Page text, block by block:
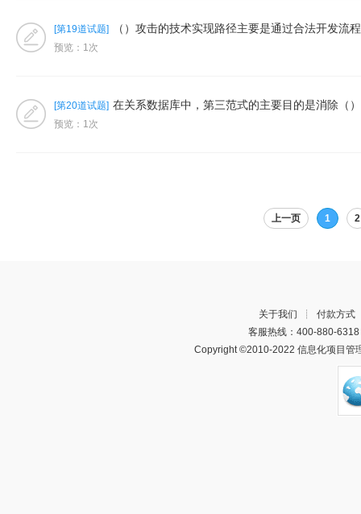
[第19道试题] （）攻击的技术实现路径主要是通过合法开发流程
预览：1次
[第20道试题] 在关系数据库中，第三范式的主要目的是消除（）
预览：1次
上一页 1 2
关于我们 ┊ 付款方式
客服热线：400-880-
Copyright ©2010-2022 信息化项目管